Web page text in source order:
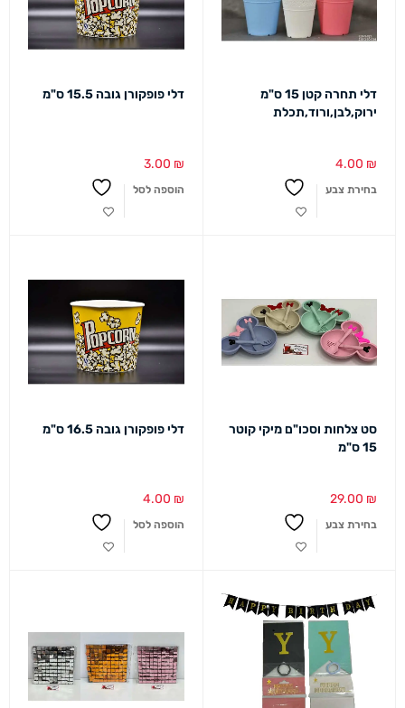
דלי תחרה קטן 15 ס"מ
ירוק,לבן,ורוד,תכלת
4.00 ₪
בחירת צבע
דלי פופקורן גובה 15.5 ס"מ
3.00 ₪
הוספה לסל
סט צלחות וסכו"ם מיקי קוטר
15 ס"מ
29.00 ₪
בחירת צבע
דלי פופקורן גובה 16.5 ס"מ
4.00 ₪
הוספה לסל